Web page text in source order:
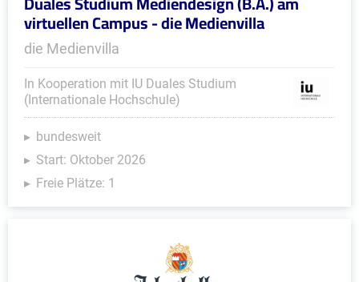
virtuellen Campus - die Medienvilla
die Medienvilla
In Kooperation mit IU Duales Studium
(Internationale Hochschule)
bundesweit
Start: Oktober 2026
Freie Plätze: 1